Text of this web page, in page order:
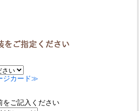
ジカード≫
をご記入ください